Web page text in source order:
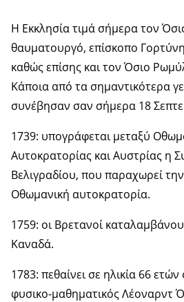
Η Εκκλησία τιμά σήμερα τον
θαυματουργό, επίσκοπο
καθώς επίσης και τον Όσιο
Κάποια από τα σημαντικότερα
συνέβησαν σαν σήμερα 18
1739: υπογράφεται μεταξύ
Αυτοκρατορίας και Αυστρίας η
Βελιγραδίου, που παραχωρεί
Οθωμανική αυτοκρατορία.
1759: οι Βρετανοί
Καναδά.
1783: πεθαίνει σε ηλικία 66
φυσικο-μαθηματικός Λέοναρντ